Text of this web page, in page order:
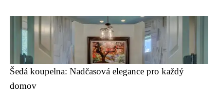
Šedá koupelna: Nadčasová elegance pro každý
domov